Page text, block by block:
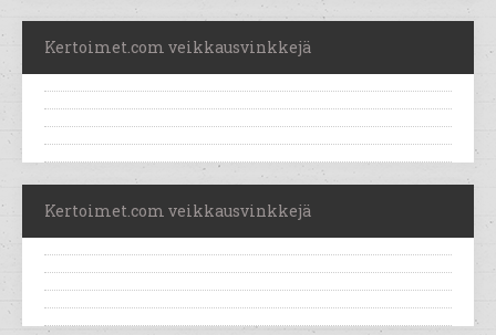
Kertoimet.com veikkausvinkkejä
Kertoimet.com veikkausvinkkejä